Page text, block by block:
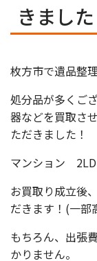
きました
枚方市で遺品整
処分品が多くご
器などを買取さ
ただきました！
マンション
お買取り成立後
だきます！(一部
もちろん、出張
かりません。